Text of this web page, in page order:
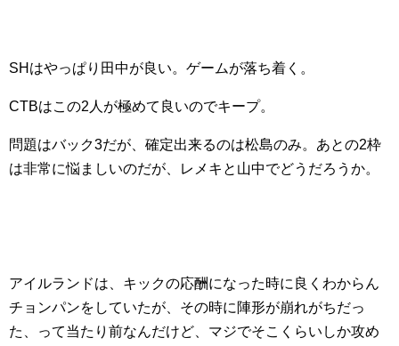
SHはやっぱり田中が良い。ゲームが落ち着く。
CTBはこの2人が極めて良いのでキープ。
問題はバック3だが、確定出来るのは松島のみ。あとの2枠
は非常に悩ましいのだが、レメキと山中でどうだろうか。
アイルランドは、キックの応酬になった時に良くわからん
チョンパンをしていたが、その時に陣形が崩れがちだっ
た、って当たり前なんだけど、マジでそこくらいしか攻め